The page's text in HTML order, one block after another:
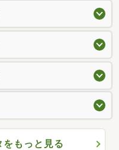
もっと見る